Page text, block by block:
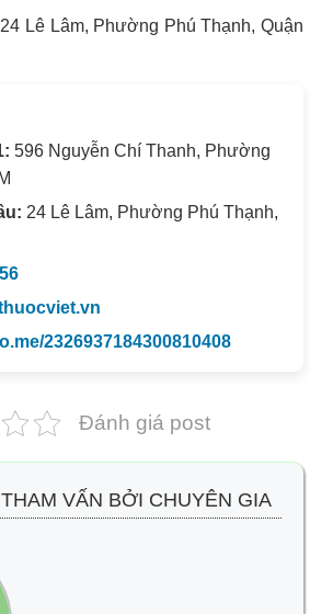
Lê Lâm, Phường Phú Thạnh, Quận
596 Nguyễn Chí Thanh, Phường
24 Lê Lâm, Phường Phú Thạnh,
2326937184300810408
Đánh giá post
VẤN BỞI CHUYÊN GIA